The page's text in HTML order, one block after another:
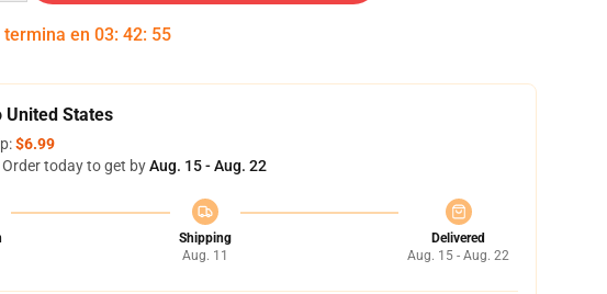
termina en 03: 42: 54
United States
$6.99
today to get byAug. 15 - Aug. 22
Shipping
Aug. 11
Delivered
Aug. 15 - Aug. 22